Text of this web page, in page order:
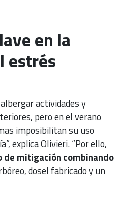
en la
estrés
actividades y
pero en el verano
imposibilitan su uso
explica Olivieri. “Por ello,
de mitigación combinando
dosel fabricado y un